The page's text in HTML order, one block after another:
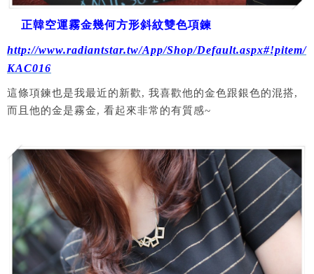
正韓空運霧金幾何方形斜紋雙色項鍊
http://www.radiantstar.tw/App/Shop/Default.aspx#!pitem/
KAC016
這條項鍊也是我最近的新歡, 我喜歡他的金色跟銀色的混搭,
而且他的金是霧金, 看起來非常的有質感~